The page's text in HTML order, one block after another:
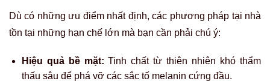
Dù có những ưu điểm nhất định, các phương pháp tại nhà
tồn tại những hạn chế lớn mà bạn cần phải chú ý:
Hiệu quả bề mặt: Tinh chất từ thiên nhiên khó thẩm
thấu sâu để phá vỡ các sắc tố melanin cứng đầu.